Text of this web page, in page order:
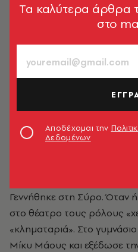
Γεννήθηκε στη Σύρο. Όταν
στο θέατρο τους ρόλους
«κληματαριά». Στο
Μίκυ Μάους και εξέδωσε
Tα καλύτερα άρθρα
στο
Αποδέχομαι την
Δεδομένων